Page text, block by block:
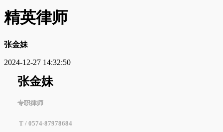
精英律师
张金妹
2024-12-27 14:32:50
张金妹
专职律师
T / 0574-87978684